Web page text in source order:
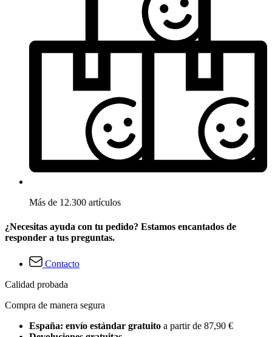
Más de 12.300 artículos
¿Necesitas ayuda con tu pedido? Estamos encantados de
responder a tus preguntas.
Contacto
Calidad probada
Compra de manera segura
España: envío estándar gratuito a partir de 87,90 €